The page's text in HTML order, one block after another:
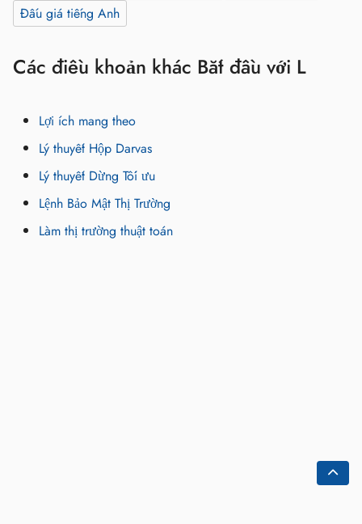
Đấu giá tiếng Anh
Các điều khoản khác Bắt đầu với L
Lợi ích mang theo
Lý thuyết Hộp Darvas
Lý thuyết Dừng Tối ưu
Lệnh Bảo Mật Thị Trường
Làm thị trường thuật toán